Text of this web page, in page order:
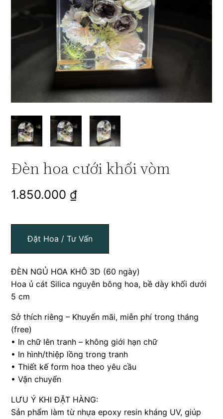
Đèn hoa cưới khối vòm
1.850.000 ₫
Đặt Hoa / Tư Vấn
ĐÈN NGỦ HOA KHÔ 3D (60 ngày)
Hoa ủ cát Silica nguyên bông hoa, bề dày khối dưới
5 cm
Sở thích riêng – Khuyến mãi, miễn phí trong tháng
(free)
• In chữ lên tranh – không giới hạn chữ
• In hình/thiệp lồng trong tranh
• Thiết kế form hoa theo yêu cầu
• Vận chuyển
LƯU Ý KHI ĐẶT HÀNG:
Sản phẩm làm từ nhựa epoxy resin kháng UV, giúp